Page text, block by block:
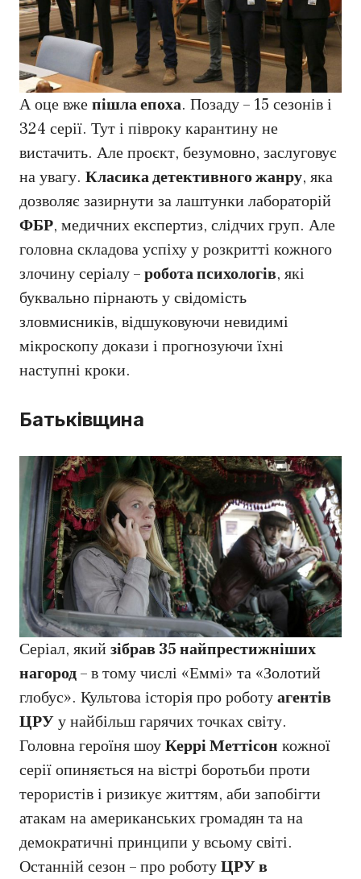
А оце вжепішла епоха. Позаду – 15 сезонів і
324 серії. Тут і півроку карантину не
вистачить. Але проєкт, безумовно, заслуговує
на увагу. Класика детективного жанру, яка
дозволяє зазирнути за лаштунки лабораторій
ФБР, медичних експертиз, слідчих груп. Але
головна складова успіху у розкритті кожного
злочину серіалу –робота психологів, які
буквально пірнають у свідомість
зловмисників, відшуковуючи невидимі
мікроскопу докази і прогнозуючи їхні
наступні кроки.
Батьківщина
Серіал, якийзібрав 35 найпрестижніших
нагород– в тому числі «Еммі» та «Золотий
глобус». Культова історія про роботуагентів
ЦРУу найбільш гарячих точках світу.
Головна героїня шоуКеррі Меттісон кожної
серії опиняється на вістрі боротьби проти
терористів і ризикує життям, аби запобігти
атакам на американських громадян та на
демократичні принципи у всьому світі.
Останній сезон – про роботуЦРУ в